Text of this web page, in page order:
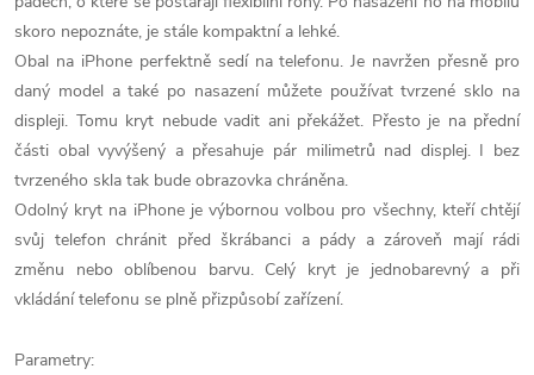
skoro nepoznáte, je stále kompaktní a lehké.
Obal na iPhone perfektně sedí na telefonu. Je navržen přesně pro
daný model a také po nasazení můžete používat tvrzené sklo na
displeji. Tomu kryt nebude vadit ani překážet. Přesto je na přední
části obal vyvýšený a přesahuje pár milimetrů nad displej. I bez
tvrzeného skla tak bude obrazovka chráněna.
Odolný kryt na iPhone je výbornou volbou pro všechny, kteří chtějí
svůj telefon chránit před škrábanci a pády a zároveň mají rádi
změnu nebo oblíbenou barvu. Celý kryt je jednobarevný a při
vkládání telefonu se plně přizpůsobí zařízení.
Parametry: